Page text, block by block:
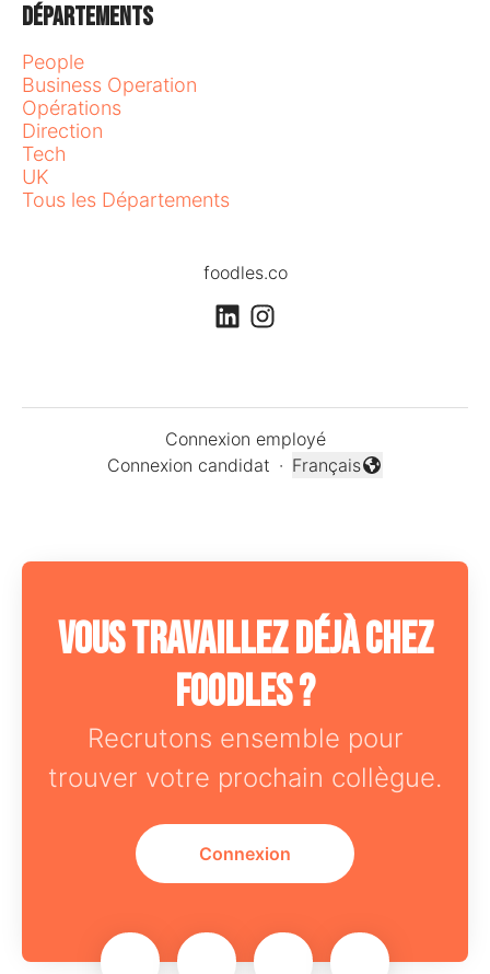
Départements
People
Business Operation
Opérations
Direction
Tech
UK
Tous les Départements
foodles.co
Connexion employé
Connexion candidat ·
Changer la langue
Français
Vous travaillez déjà chez
Foodles ?
Recrutons ensemble pour
trouver votre prochain collègue.
Connexion